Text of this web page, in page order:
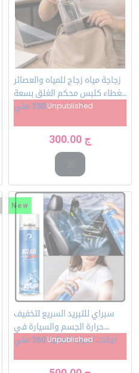
زجاجة مياه زجاج للمياه والعصائر
بغطاء كلبس محكم الغلق بسعة
350 ملي Unpublished
300.00 ج
سبراي للتبريد السريع لتخفيف
حرارة الجسم والسيارة في
اوقات الحرارة العالية 360 ملي
Unpublished
New